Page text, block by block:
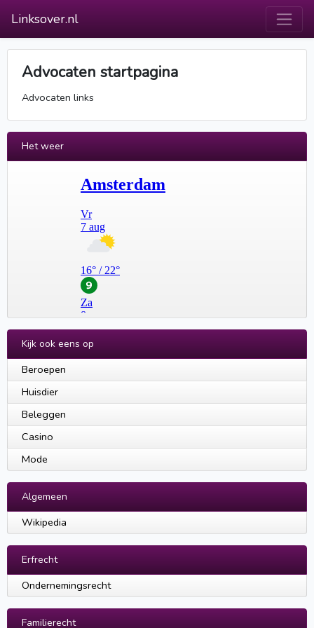
Linksover.nl
Advocaten startpagina
Advocaten links
Het weer
Kijk ook eens op
Beroepen
Huisdier
Beleggen
Casino
Mode
Algemeen
Wikipedia
Erfrecht
Ondernemingsrecht
Familierecht